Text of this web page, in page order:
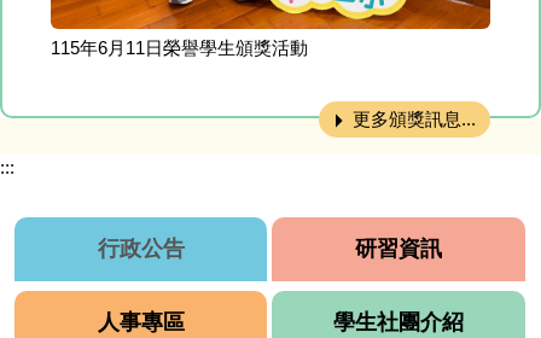
115年6月11日榮譽學生頒獎活動
更多頒獎訊息...
:::
行政公告 研習資訊
人事專區 學生社團介紹